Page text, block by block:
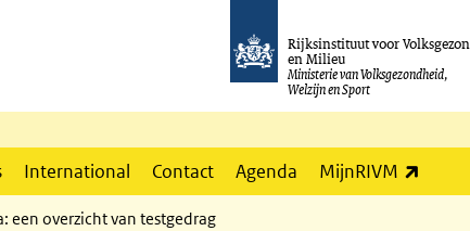
Rijksinstituut voor
en Milieu
Ministerie van Volksgezondheid,
Welzijn en Sport
International Contact Agenda MijnRIVM
een overzicht van testgedrag